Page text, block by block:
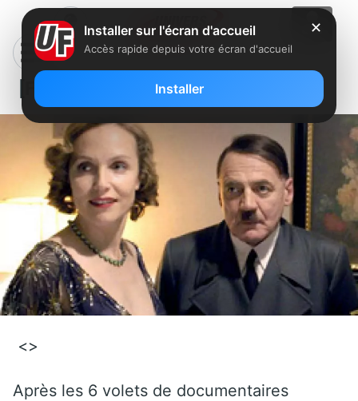
<>
Après les 6 volets de documentaires
✕
Installer sur l'écran d'accueil
Accès rapide depuis votre écran d'accueil
Installer